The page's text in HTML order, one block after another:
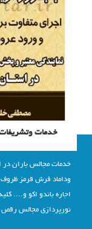
خدمات
خدمات مجالس باران در
وداماد فرش قرمز
اجاره باندو اکو و....
نورپردازی مجالس رقص